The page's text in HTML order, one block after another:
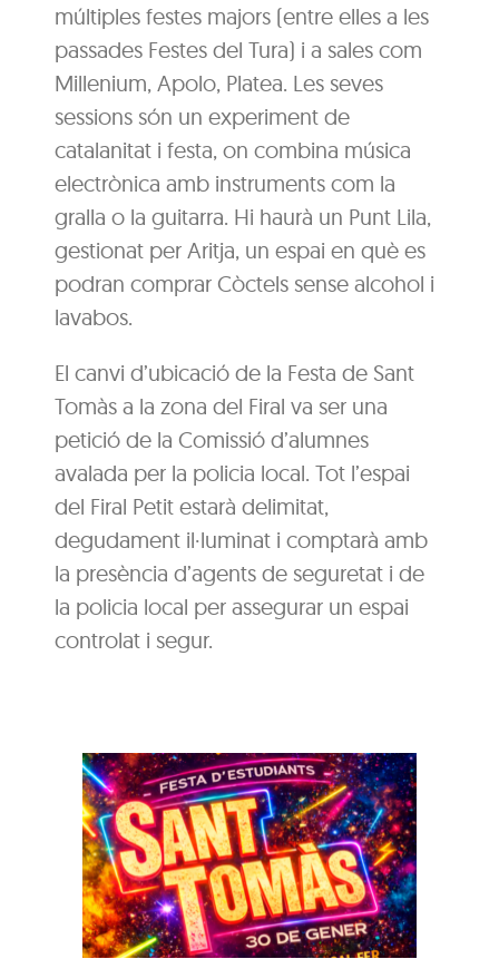
múltiples festes majors (entre elles a les
passades Festes del Tura) i a sales com
Millenium, Apolo, Platea. Les seves
sessions són un experiment de
catalanitat i festa, on combina música
electrònica amb instruments com la
gralla o la guitarra. Hi haurà un Punt Lila,
gestionat per Aritja, un espai en què es
podran comprar Còctels sense alcohol i
lavabos.
El canvi d’ubicació de la Festa de Sant
Tomàs a la zona del Firal va ser una
petició de la Comissió d’alumnes
avalada per la policia local. Tot l’espai
del Firal Petit estarà delimitat,
degudament il·luminat i comptarà amb
la presència d’agents de seguretat i de
la policia local per assegurar un espai
controlat i segur.